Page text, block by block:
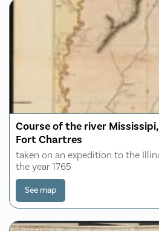
Course of the river
Fort Chartres
taken on an expedition to the
the year 1765
See map